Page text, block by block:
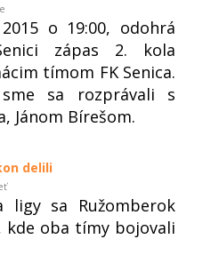
o 19:00, odohrá
zápas 2. kola
tímom FK Senica.
sa rozprávali s
Jánom Bírešom.
delili
ligy sa Ružomberok
kde oba tímy bojovali